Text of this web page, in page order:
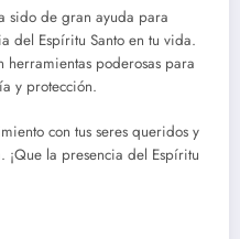
sido de gran ayuda para
del Espíritu Santo en tu vida.
herramientas poderosas para
y protección.
con tus seres queridos y
la presencia del Espíritu